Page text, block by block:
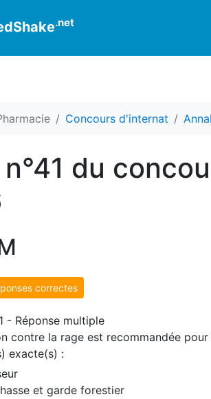
.net
Concours d'internat
n°41 du
correctes
- Réponse multiple
contre la rage est recommandée
exacte(s) :
et garde forestier